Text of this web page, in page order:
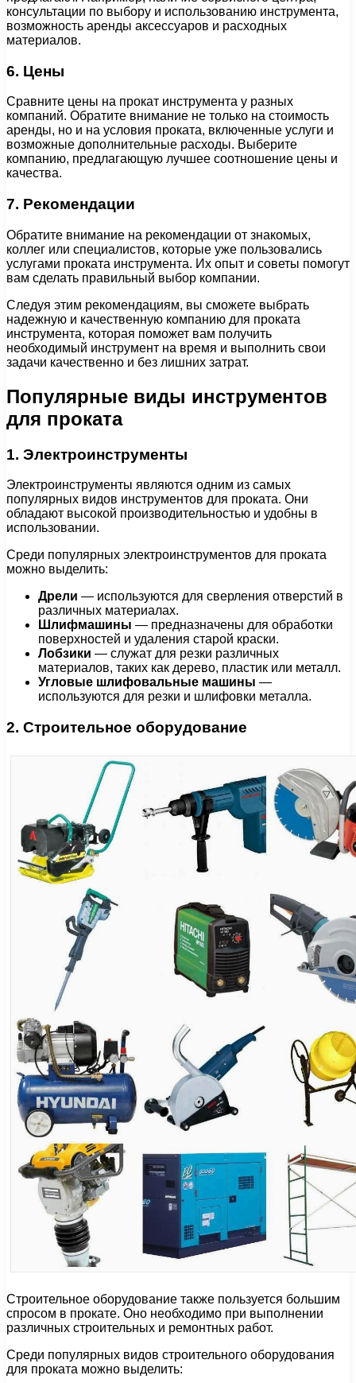
консультации по выбору и использованию инструмента,
возможность аренды аксессуаров и расходных
материалов.
6. Цены
Сравните цены на прокат инструмента у разных
компаний. Обратите внимание не только на стоимость
аренды, но и на условия проката, включенные услуги и
возможные дополнительные расходы. Выберите
компанию, предлагающую лучшее соотношение цены и
качества.
7. Рекомендации
Обратите внимание на рекомендации от знакомых,
коллег или специалистов, которые уже пользовались
услугами проката инструмента. Их опыт и советы помогут
вам сделать правильный выбор компании.
Следуя этим рекомендациям, вы сможете выбрать
надежную и качественную компанию для проката
инструмента, которая поможет вам получить
необходимый инструмент на время и выполнить свои
задачи качественно и без лишних затрат.
Популярные виды инструментов
для проката
1. Электроинструменты
Электроинструменты являются одним из самых
популярных видов инструментов для проката. Они
обладают высокой производительностью и удобны в
использовании.
Среди популярных электроинструментов для проката
можно выделить:
Дрели — используются для сверления отверстий в
различных материалах.
Шлифмашины — предназначены для обработки
поверхностей и удаления старой краски.
Лобзики — служат для резки различных
материалов, таких как дерево, пластик или металл.
Угловые шлифовальные машины —
используются для резки и шлифовки металла.
2. Строительное оборудование
Строительное оборудование также пользуется большим
спросом в прокате. Оно необходимо при выполнении
различных строительных и ремонтных работ.
Среди популярных видов строительного оборудования
для проката можно выделить: